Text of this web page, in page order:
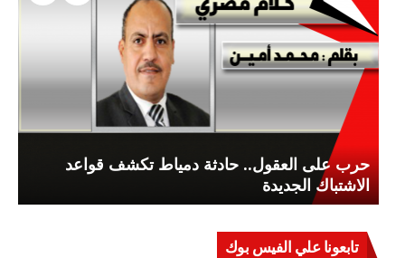
حرب على العقول.. حادثة دمياط تكشف قواعد
الاشتباك الجديدة
تابعونا علي الفيس بوك